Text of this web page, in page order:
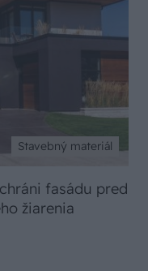
Stavebný materiál
fasádu pred
žiarenia